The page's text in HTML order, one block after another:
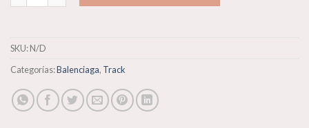
SKU:N/D
Categorías:Balenciaga, Track